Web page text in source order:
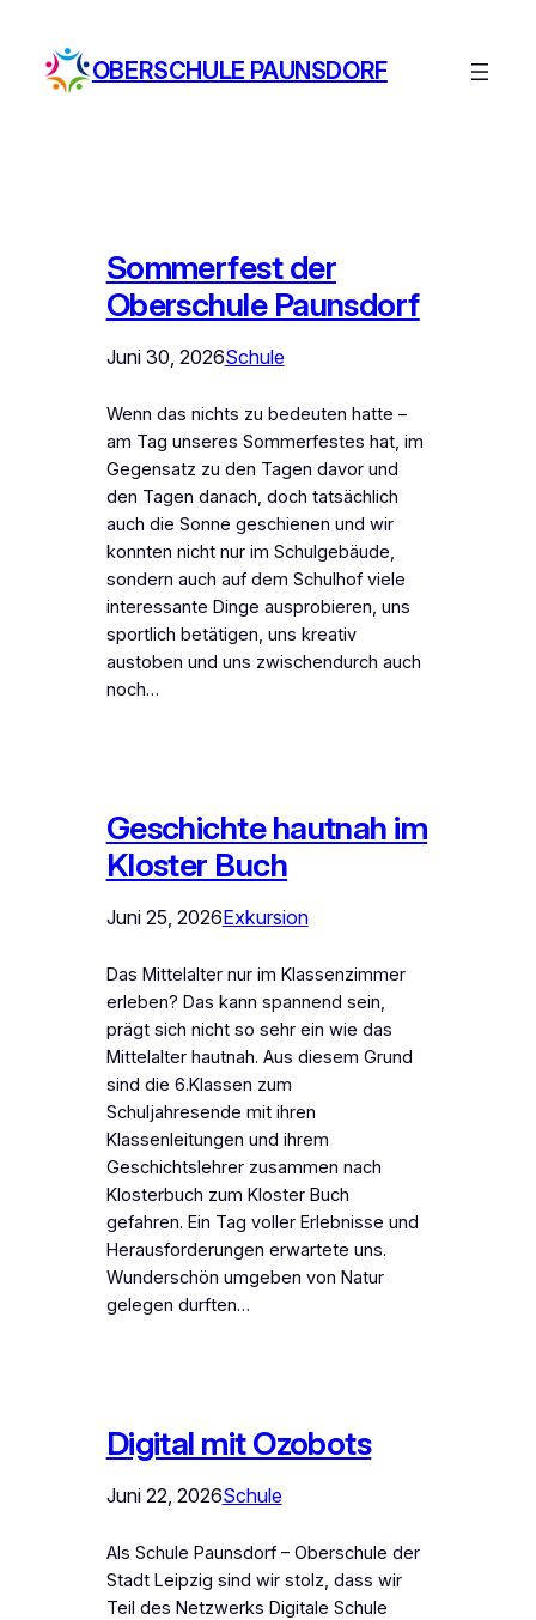
springen
OBERSCHULE PAUNSDORF
Sommerfest der
Oberschule Paunsdorf
Juni 30, 2026Schule
Wenn das nichts zu bedeuten hatte –
am Tag unseres Sommerfestes hat, im
Gegensatz zu den Tagen davor und
den Tagen danach, doch tatsächlich
auch die Sonne geschienen und wir
konnten nicht nur im Schulgebäude,
sondern auch auf dem Schulhof viele
interessante Dinge ausprobieren, uns
sportlich betätigen, uns kreativ
austoben und uns zwischendurch auch
noch…
Geschichte hautnah im
Kloster Buch
Juni 25, 2026Exkursion
Das Mittelalter nur im Klassenzimmer
erleben? Das kann spannend sein,
prägt sich nicht so sehr ein wie das
Mittelalter hautnah. Aus diesem Grund
sind die 6.Klassen zum
Schuljahresende mit ihren
Klassenleitungen und ihrem
Geschichtslehrer zusammen nach
Klosterbuch zum Kloster Buch
gefahren. Ein Tag voller Erlebnisse und
Herausforderungen erwartete uns.
Wunderschön umgeben von Natur
gelegen durften…
Digital mit Ozobots
Juni 22, 2026Schule
Als Schule Paunsdorf – Oberschule der
Stadt Leipzig sind wir stolz, dass wir
Teil des Netzwerks Digitale Schule